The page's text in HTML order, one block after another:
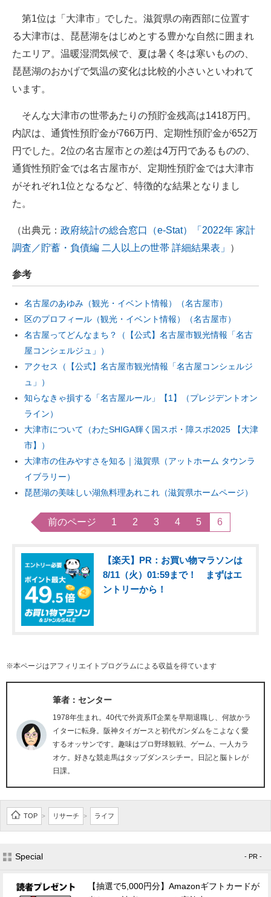
ちょっと気になるネットの話題
第1位は「大津市」でした。滋賀県の南西部に位置す
る大津市は、琵琶湖をはじめとする豊かな自然に囲まれ
たエリア。温暖湿潤気候で、夏は暑く冬は寒いものの、
琵琶湖のおかげで気温の変化は比較的小さいといわれて
います。
そんな大津市の世帯あたりの預貯金残高は1418万円。
内訳は、通貨性預貯金が766万円、定期性預貯金が652万
円でした。2位の名古屋市との差は4万円であるものの、
通貨性預貯金では名古屋市が、定期性預貯金では大津市
がそれぞれ1位となるなど、特徴的な結果となりまし
た。
（出典元： 政府統計の総合窓口（e-Stat）「2022年 家計
調査／貯蓄・負債編 二人以上の世帯 詳細結果表」
）
参考
名古屋のあゆみ（観光・イベント情報）（名古屋市）
区のプロフィール（観光・イベント情報）（名古屋市）
名古屋ってどんなまち？（【公式】名古屋市観光情報「名古
屋コンシェルジュ」）
アクセス（【公式】名古屋市観光情報「名古屋コンシェルジ
ュ」）
知らなきゃ損する「名古屋ルール」【1】（プレジデントオン
ライン）
大津市について（わたSHIGA輝く国スポ・障スポ2025 【大津
市】）
大津市の住みやすさを知る｜滋賀県（アットホーム タウンラ
イブラリー）
琵琶湖の美味しい湖魚料理あれこれ（滋賀県ホームページ）
前のページ 1 2 3 4 5 6
【楽天】PR：お買い物マラソンは
8/11（火）01:59まで！ まずはエ
ントリーから！
※本ページはアフィリエイトプログラムによる収益を得ています
筆者：センター
1978年生まれ。40代で外資系IT企業を早期退職し、何故かラ
イターに転身。阪神タイガースと初代ガンダムをこよなく愛
するオッサンです。趣味はプロ野球観戦、ゲーム、一人カラ
オケ。好きな競走馬はタップダンスシチー。日記と脳トレが
日課。
TOP > リサーチ > ライフ
Special - PR -
【抽選で5,000円分】Amazonギフトカードが